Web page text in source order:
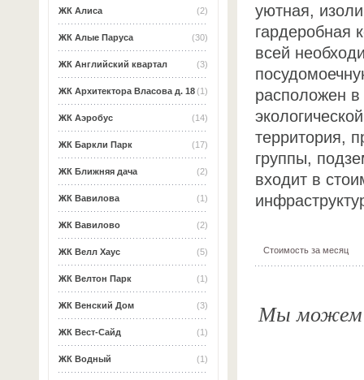
(2)
ЖК Алиса
(30)
ЖК Алые Паруса
(3)
ЖК Английский квартал
(1)
ЖК Архитектора Власова д. 18
(14)
ЖК Аэробус
(17)
ЖК Баркли Парк
(2)
ЖК Ближняя дача
(1)
ЖК Вавилова
(2)
ЖК Вавилово
(5)
ЖК Велл Хаус
(1)
ЖК Велтон Парк
(3)
ЖК Венский Дом
(1)
ЖК Вест-Сайд
(1)
ЖК Водный
уютная,
гардеробная
всей
расположен в
территория,
группы,
входит в
Стоимость за месяц
Мы можем